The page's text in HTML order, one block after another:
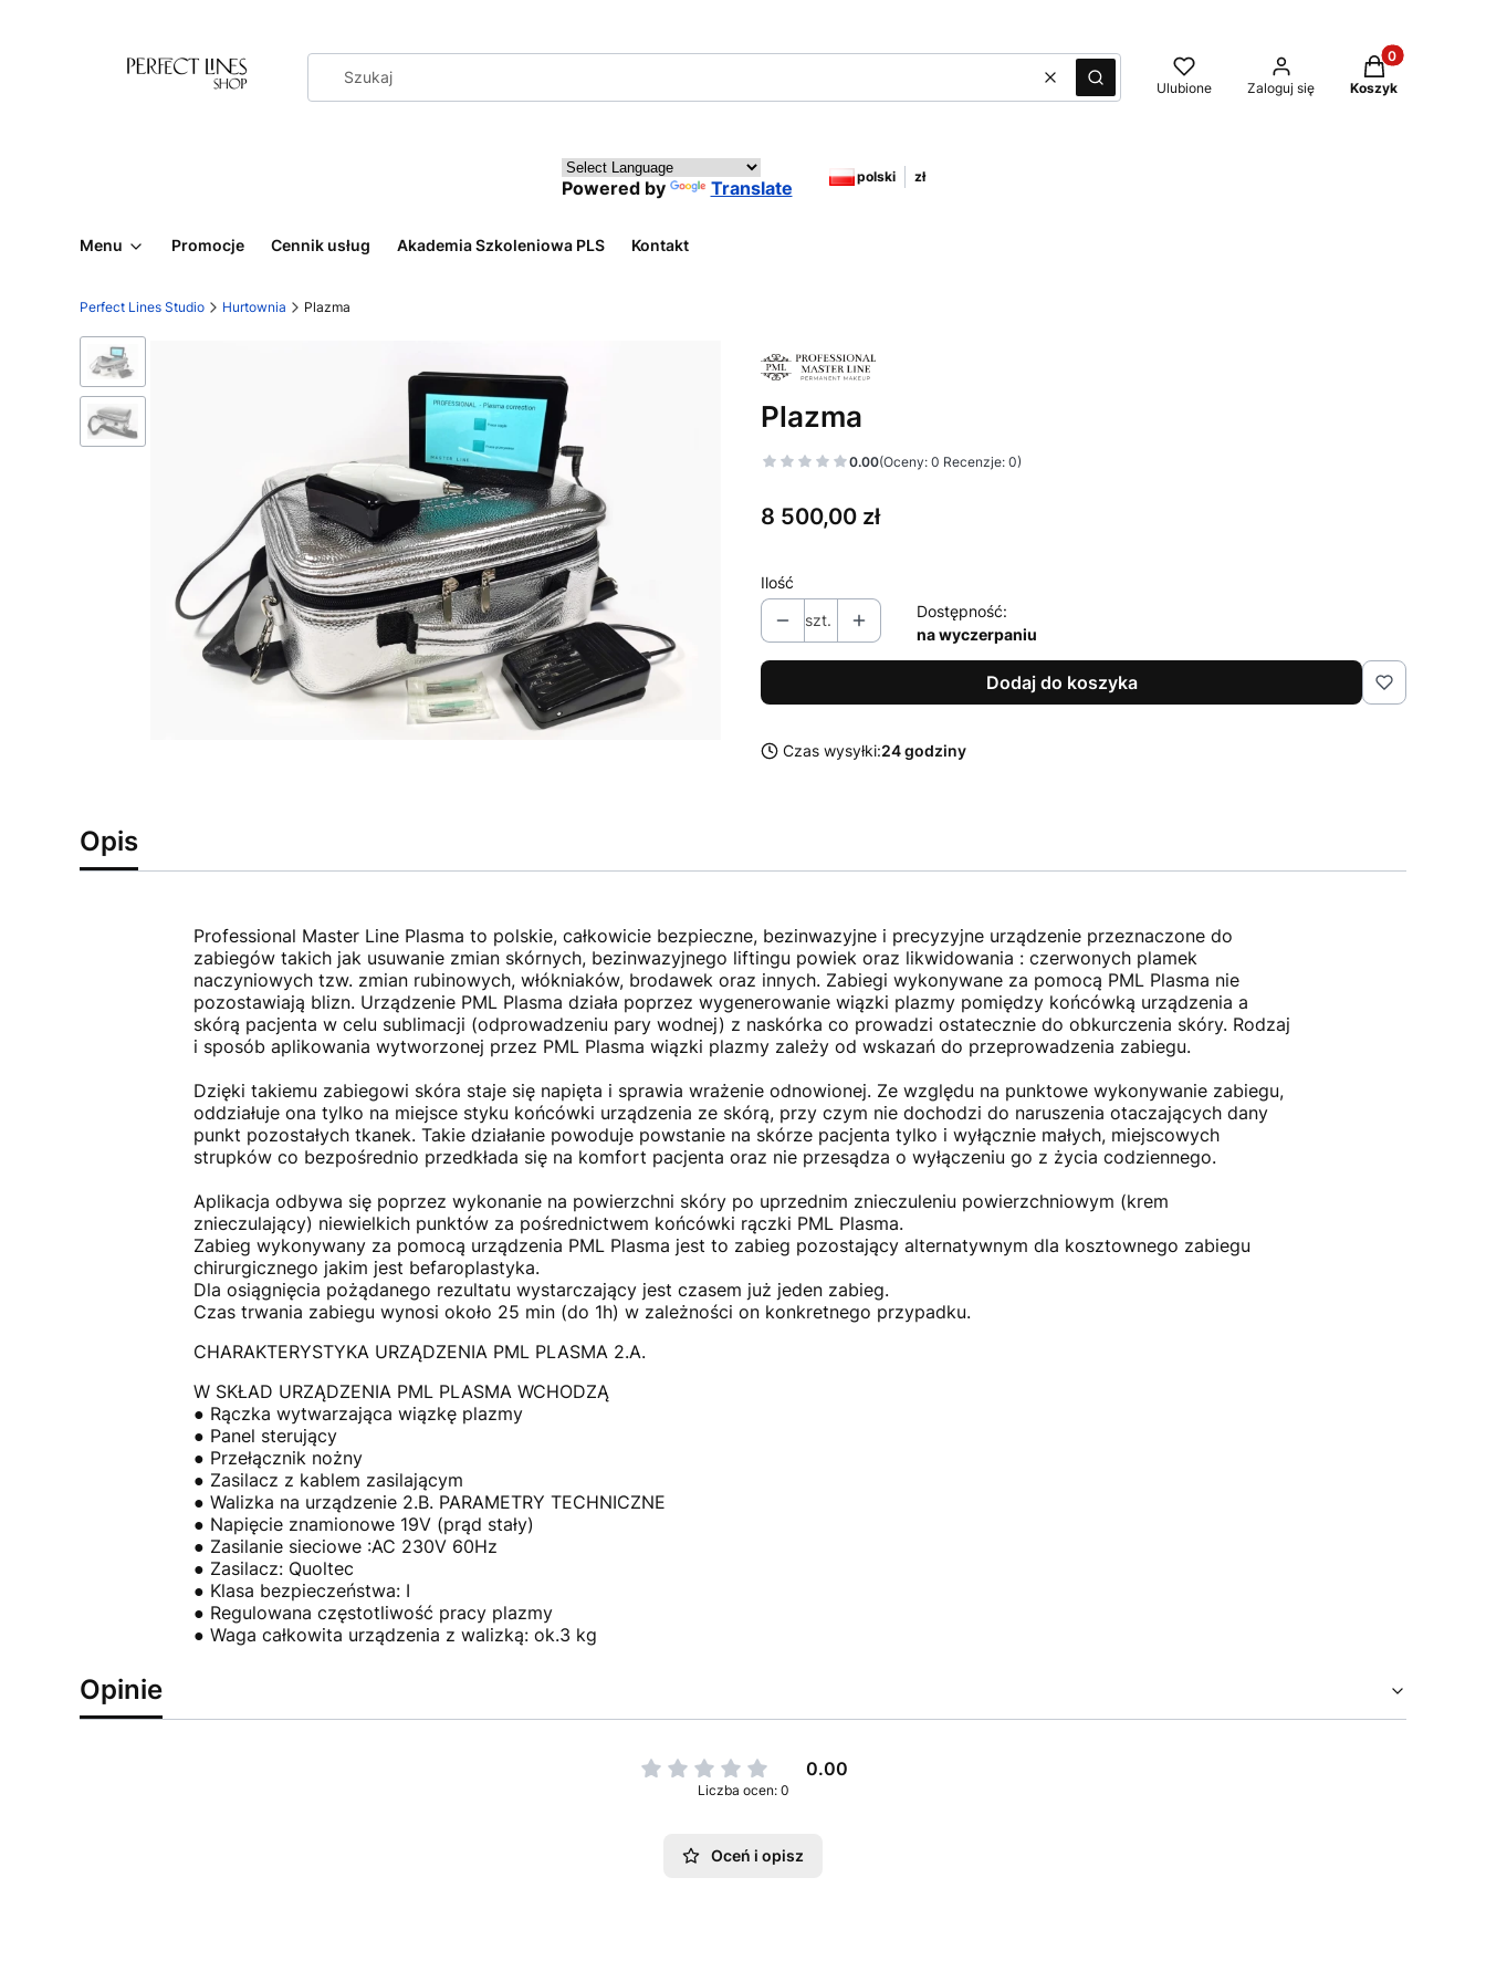
WyczyśćSzukaj Ulubione Zaloguj się
Produkty w
Koszyk
Powered by Translate
polski zł
Menu Promocje Cennik usług Akademia Szkoleniowa PLS Kontakt
Perfect Lines Studio Hurtownia Plazma
Plazma
0.00(Oceny: 0 Recenzje: 0)
Cena
8 500,00 zł
Ilość
szt.
Dostępność:
na wyczerpaniu
Dodaj do koszyka
Czas wysyłki:24 godziny
Opis
Professional Master Line Plasma to polskie, całkowicie bezpieczne, bezinwazyjne i precyzyjne urządzenie przeznaczone do
zabiegów takich jak usuwanie zmian skórnych, bezinwazyjnego liftingu powiek oraz likwidowania : czerwonych plamek
naczyniowych tzw. zmian rubinowych, włókniaków, brodawek oraz innych. Zabiegi wykonywane za pomocą PML Plasma nie
pozostawiają blizn. Urządzenie PML Plasma działa poprzez wygenerowanie wiązki plazmy pomiędzy końcówką urządzenia a
skórą pacjenta w celu sublimacji (odprowadzeniu pary wodnej) z naskórka co prowadzi ostatecznie do obkurczenia skóry. Rodzaj
i sposób aplikowania wytworzonej przez PML Plasma wiązki plazmy zależy od wskazań do przeprowadzenia zabiegu.
Dzięki takiemu zabiegowi skóra staje się napięta i sprawia wrażenie odnowionej. Ze względu na punktowe wykonywanie zabiegu,
oddziałuje ona tylko na miejsce styku końcówki urządzenia ze skórą, przy czym nie dochodzi do naruszenia otaczających dany
punkt pozostałych tkanek. Takie działanie powoduje powstanie na skórze pacjenta tylko i wyłącznie małych, miejscowych
strupków co bezpośrednio przedkłada się na komfort pacjenta oraz nie przesądza o wyłączeniu go z życia codziennego.
Aplikacja odbywa się poprzez wykonanie na powierzchni skóry po uprzednim znieczuleniu powierzchniowym (krem
znieczulający) niewielkich punktów za pośrednictwem końcówki rączki PML Plasma.
Zabieg wykonywany za pomocą urządzenia PML Plasma jest to zabieg pozostający alternatywnym dla kosztownego zabiegu
chirurgicznego jakim jest befaroplastyka.
Dla osiągnięcia pożądanego rezultatu wystarczający jest czasem już jeden zabieg.
Czas trwania zabiegu wynosi około 25 min (do 1h) w zależności on konkretnego przypadku.
CHARAKTERYSTYKA URZĄDZENIA PML PLASMA 2.A.
W SKŁAD URZĄDZENIA PML PLASMA WCHODZĄ
● Rączka wytwarzająca wiązkę plazmy
● Panel sterujący
● Przełącznik nożny
● Zasilacz z kablem zasilającym
● Walizka na urządzenie 2.B. PARAMETRY TECHNICZNE
● Napięcie znamionowe 19V (prąd stały)
● Zasilanie sieciowe :AC 230V 60Hz
● Zasilacz: Quoltec
● Klasa bezpieczeństwa: I
● Regulowana częstotliwość pracy plazmy
● Waga całkowita urządzenia z walizką: ok.3 kg
Opinie
0.00
Liczba ocen: 0
Oceń i opisz